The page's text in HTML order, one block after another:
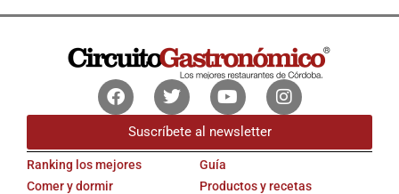
FacebookTwitterYoutubeInstagram
Suscríbete al newsletter
Ranking los mejores
Comer y dormir
Guía
Productos y recetas